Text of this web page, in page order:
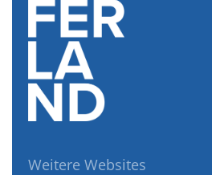
Weitere Websites